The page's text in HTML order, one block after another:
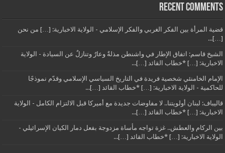
Recent Comments
قضية المرأة بين الفكر الغربي والفكر الإسلامي - الولاية الاخبارية: […] من نحن
[…]...
الشيخ قاسم: اتفاق الإطار في واشنطن مذلةٌ وعارٌ وتنازلٌ عن السيادة - الولاية
الاخبارية: […] *خطاب القائد […]...
الإمام الخامنئي شخصية فريدة في التاريخ السياسي الإسلامي وقدّم نموذجًا
للحاكمية - الولاية الاخبارية: […] *خطاب القائد […]...
قاليباف: لبنان أولويتنا.. لا مفاوضات جديدة مع أميركا قبل الالتزام الكامل - الولاية
الاخبارية: […] *خطاب القائد […]...
بين الركام والعطش.. غزة تواجه مأساة مزدوجة بفعل دمار الكيان الإسرائيلي -
الولاية الاخبارية: […] *خطاب القائد […]...